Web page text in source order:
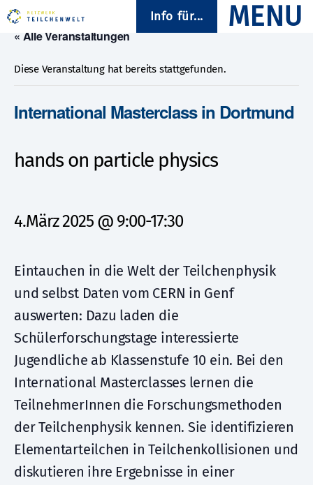
Info für...
« Alle Veranstaltungen
Diese Veranstaltung hat bereits stattgefunden.
International Masterclass in Dortmund
hands on particle physics
4.März 2025 @ 9:00-17:30
Eintauchen in die Welt der Teilchenphysik
und selbst Daten vom CERN in Genf
auswerten: Dazu laden die
Schülerforschungstage interessierte
Jugendliche ab Klassenstufe 10 ein. Bei den
International Masterclasses lernen die
TeilnehmerInnen die Forschungsmethoden
der Teilchenphysik kennen. Sie identifizieren
Elementarteilchen in Teilchenkollisionen und
diskutieren ihre Ergebnisse in einer